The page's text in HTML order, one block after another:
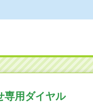
専用ダイヤル